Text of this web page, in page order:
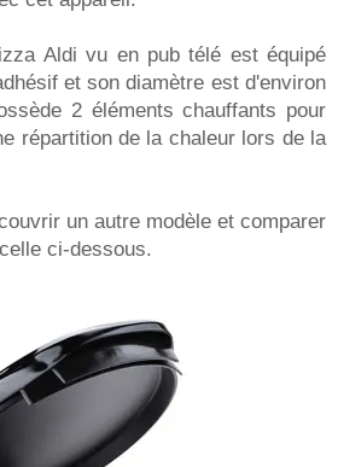
Aldi vu en pub télé est équipé
et son diamètre est d'environ
2 éléments chauffants pour
répartition de la chaleur lors de la
un autre modèle et comparer
ci-dessous.